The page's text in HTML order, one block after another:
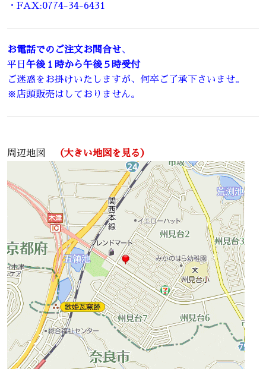
・FAX:0774-34-6431
お電話でのご注文お問合せ、
平日午後１時から午後５時受付
ご迷惑をお掛けいたしますが、何卒ご了承下さいませ。
※店頭販売はしておりません。
周辺地図 （大きい地図を見る）